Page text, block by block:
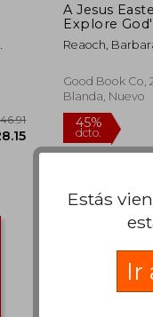
A Jesus
Explore
Amazing
(en Inglés)
Reaoch,
Good Book Co,
Blanda, Nuevo
Estás
Ir